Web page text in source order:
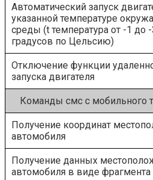
Автоматический запуск
указанной температуре
среды (t температура от -1 до
градусов по Цельсию)
Отключение функции
запуска двигателя
Команды смс с мобильного
Получение координат
автомобиля
Получение данных
автомобиля в виде фрагмента